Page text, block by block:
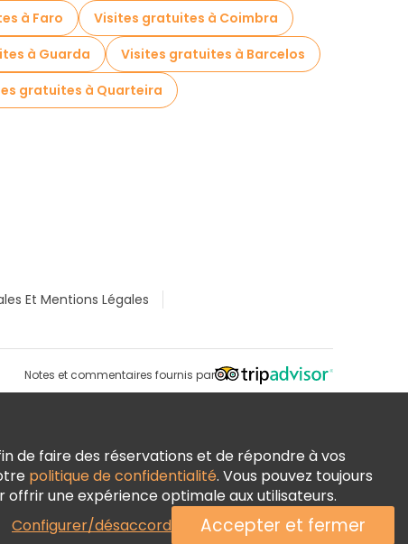
à Faro
Visites gratuites à Coimbra
à Guarda
Visites gratuites à Barcelos
gratuites à Quarteira
Et Mentions Légales
Notes et commentaires fournis par
de faire des réservations et de répondre à vos
politique de confidentialité. Vous pouvez toujours
une expérience optimale aux utilisateurs.
Configurer/désaccord
Accepter et fermer